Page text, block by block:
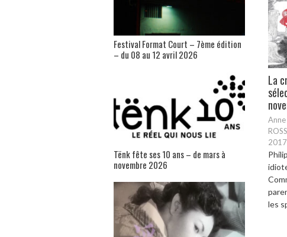
La
2017
les
Festival Format Court – 7ème édition
– du 08 au 12 avril 2026
Tënk fête ses 10 ans – de mars à
novembre 2026